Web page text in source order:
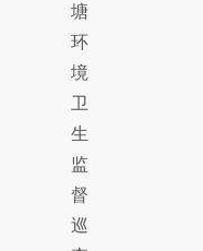
塘
环
境
卫
生
监
督
巡